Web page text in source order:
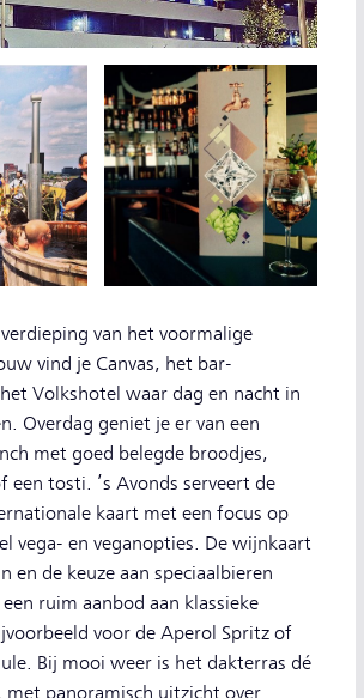
van het voormalige
vind je Canvas, het bar-
Volkshotel waar dag en nacht in
Overdag geniet je er van een
met goed belegde broodjes,
een tosti. ’s Avonds serveert de
kaart met een focus op
vega- en veganopties. De wijnkaart
en de keuze aan speciaalbieren
ruim aanbod aan klassieke
voor de Aperol Spritz of
Bij mooi weer is het dakterras dé
met panoramisch uitzicht over